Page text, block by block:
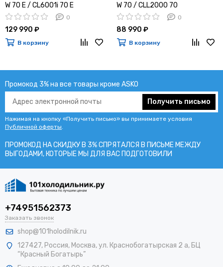
W 70 E / CL6001i 70 E
0
129 990 ₽
В корзину
W 70 / CLL2000 70
0
88 990 ₽
В корзину
Промокод 3% на все товары кроме ASKO
Получить письмо
Нажимая на кнопку «Получить письмо» вы принимаете условия
Публичной оферты
ПРОМОКОД НА СКИДКУ В 3% СПРЯТАЛСЯ В ПИCЬМЕ МЕЖДУ
ВЫГОДАМИ, КОТОРЫЕ МЫ ДЛЯ ВАС ПОДГОТОВИЛИ
+74951562373
Заказать звонок
shop@101holodilnik.ru
127427, Россия, Москва,ул. Краснобогатырская 2 а, БЦ
“Красный Богатырь”